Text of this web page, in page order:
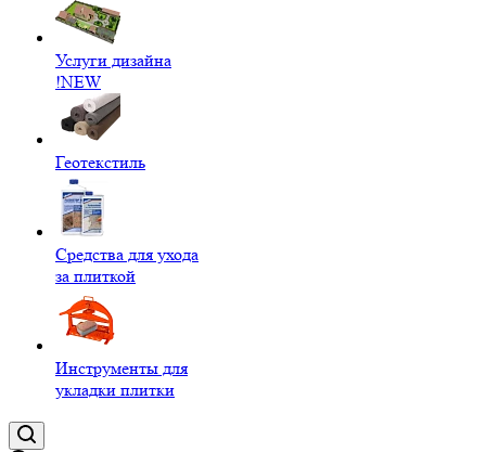
Услуги дизайна
!NEW
Геотекстиль
Средства для ухода
за плиткой
Инструменты для
укладки плитки